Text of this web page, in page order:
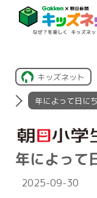
キッズネット
年によって日に
年によって
2025-09-30